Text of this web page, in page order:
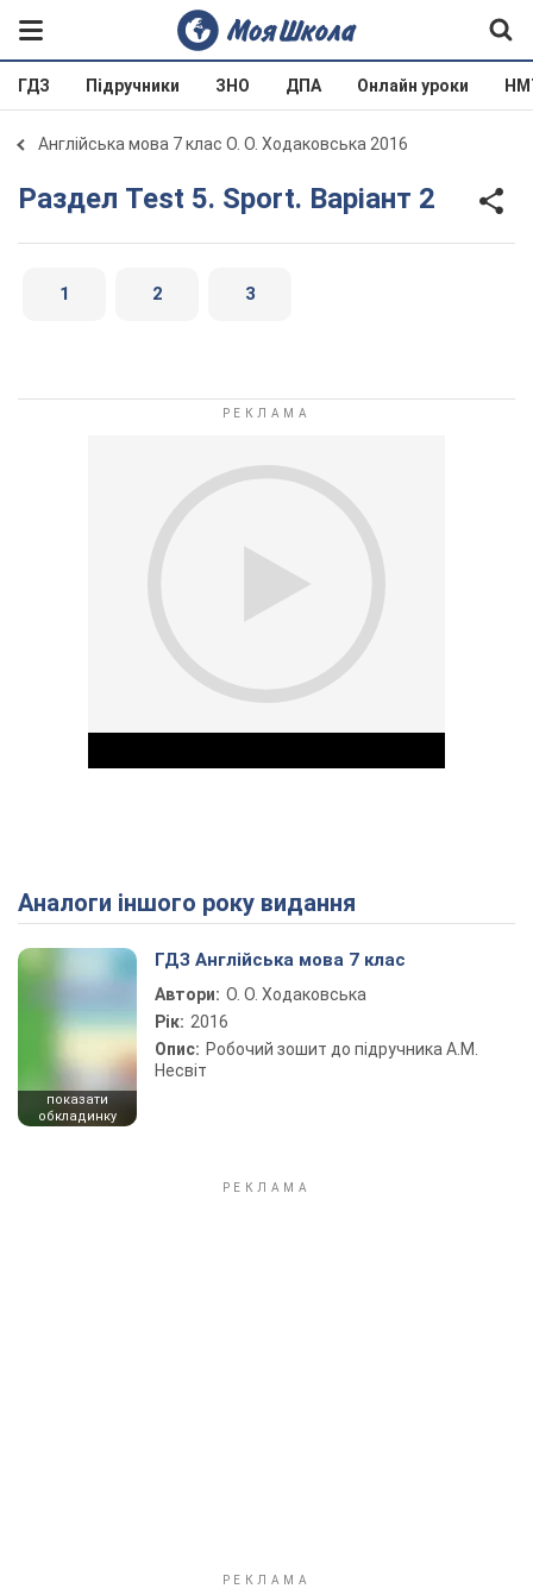
ГДЗ Підручники ЗНО ДПА Онлайн уроки
Англійська мова 7 клас О. О. Ходаковська 2016
Раздел Test 5. Sport. Варіант 2
1 2 3
Play Video
Аналоги іншого року видання
показати
обкладинку
ГДЗ Англійська мова 7 клас
Автори: О. О. Ходаковська
Рік: 2016
Опис: Робочий зошит до підручника А.М.
Несвіт